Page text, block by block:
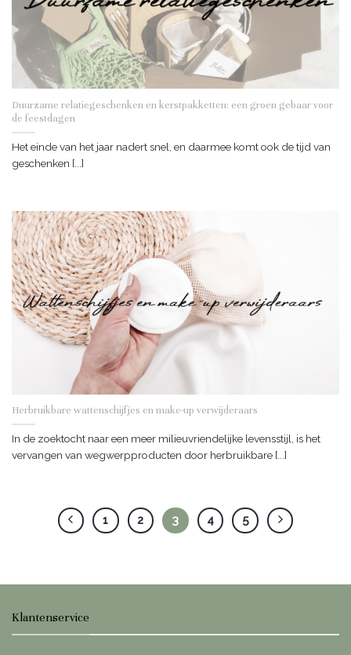
Duurzame relatiegeschenken en kerstpakketten: een groen gebaar voor
de feestdagen
Het einde van het jaar nadert snel, en daarmee komt ook de tijd van
geschenken [...]
Herbruikbare wattenschijfjes en make-up verwijderaars
In de zoektocht naar een meer milieuvriendelijke levensstijl, is het
vervangen van wegwerpproducten door herbruikbare [...]
1 2 3 4 5
Klantenservice